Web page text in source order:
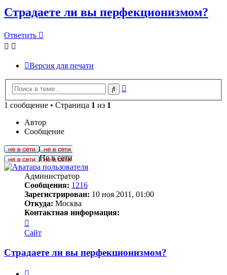
Страдаете ли вы перфекционизмом?
Ответить
Ответить
Версия для печати
Поиск
1 сообщение • Страница 1 из 1
Автор
Сообщение
Party
Не в сети
Администратор
Сообщения: 1216
Зарегистрирован: 10 ноя 2011, 01:00
Откуда: Москва
Контактная информация:
информация
пользователя
Сайт
Страдаете ли вы перфекционизмом?